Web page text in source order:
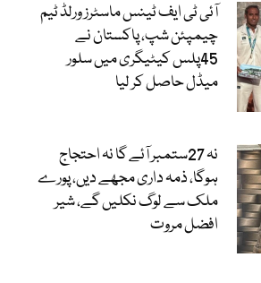
آئی ٹی ایف ٹینس ماسٹرز ورلڈ ٹیم
چیمپئن شپ، پاکستان نے
45پلس کیٹیگری میں سلور
میڈل حاصل کر لیا
نہ 27ستمبر آئے گا نہ احتجاج
ہوگا، ذمہ داری مجھے دیں، پورے
ملک سے لوگ نکلیں گے، شیر
افضل مروت